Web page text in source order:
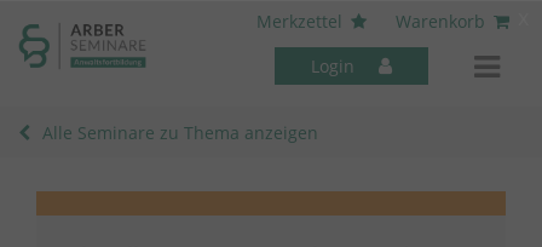
Merkzettel
Warenkorb
Login
Alle Seminare zu Thema anzeigen